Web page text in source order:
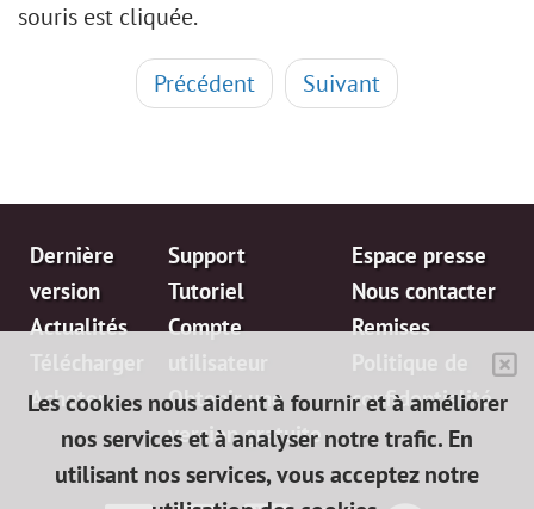
souris est cliquée.
Précédent Suivant
Dernière
version
Actualités
Acheter
Support
Tutoriel
Compte
Obtenir une
version gratuite
Espace presse
Nous contacter
Remises
confidentialité
Les cookies nous aident à fournir et à améliorer
nos services et à analyser notre trafic. En
utilisant nos services, vous acceptez notre